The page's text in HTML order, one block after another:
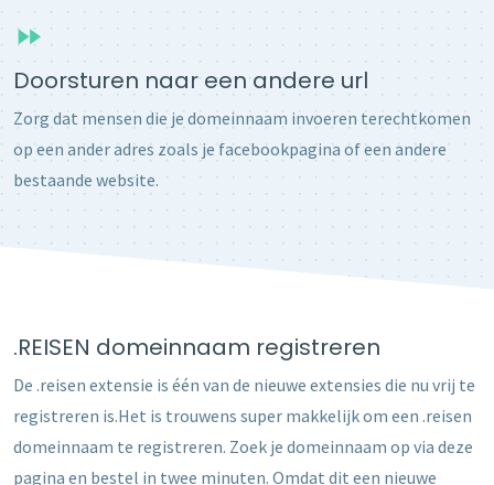
Doorsturen naar een andere url
Zorg dat mensen die je domeinnaam invoeren terechtkomen
op een ander adres zoals je facebookpagina of een andere
bestaande website.
.REISEN domeinnaam registreren
De .reisen extensie is één van de nieuwe extensies die nu vrij te
registreren is.Het is trouwens super makkelijk om een .reisen
domeinnaam te registreren. Zoek je domeinnaam op via deze
pagina en bestel in twee minuten. Omdat dit een nieuwe